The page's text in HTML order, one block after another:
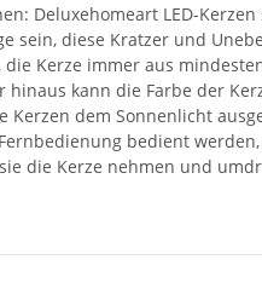
Deluxehomeart LED-
sein, diese Kratzer und
Kerze immer aus
hinaus kann die Farbe der
Kerzen dem Sonnenlicht
bedient
die Kerze nehmen und